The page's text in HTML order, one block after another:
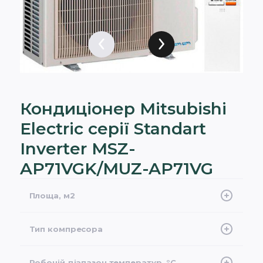
Кондиціонер Mitsubishi
Electric серії Standart
Inverter MSZ-
AP71VGK/MUZ-AP71VG
Площа, м2
Тип компресора